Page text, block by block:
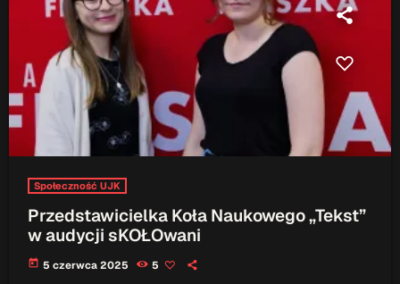
Społeczność UJK
Przedstawicielka Koła Naukowego „Tekst”
w audycji sKOŁOwani
today 5 czerwca 2025 5